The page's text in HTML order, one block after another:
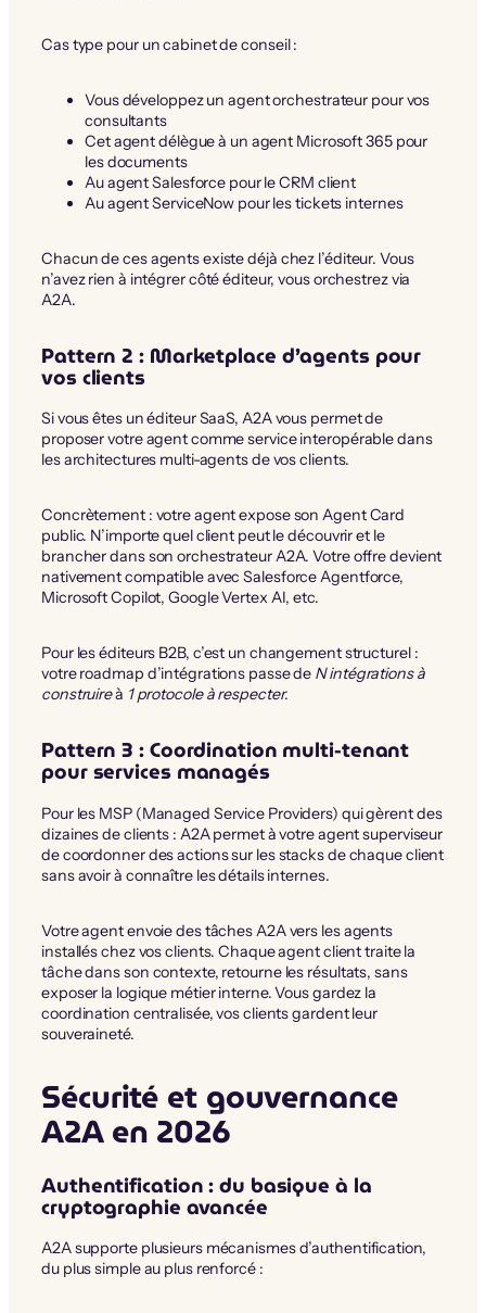
Cas type pour un cabinet de conseil :
Vous développez un agent orchestrateur pour vos
consultants
Cet agent délègue à un agent Microsoft 365 pour
les documents
Au agent Salesforce pour le CRM client
Au agent ServiceNow pour les tickets internes
Chacun de ces agents existe déjà chez l’éditeur. Vous
n’avez rien à intégrer côté éditeur, vous orchestrez via
A2A.
Pattern 2 : Marketplace d’agents pour
vos clients
Si vous êtes un éditeur SaaS, A2A vous permet de
proposer votre agent comme service interopérable dans
les architectures multi-agents de vos clients.
Concrètement : votre agent expose son Agent Card
public. N’importe quel client peut le découvrir et le
brancher dans son orchestrateur A2A. Votre offre devient
nativement compatible avec Salesforce Agentforce,
Microsoft Copilot, Google Vertex AI, etc.
Pour les éditeurs B2B, c’est un changement structurel :
votre roadmap d’intégrations passe de N intégrations à
construireà 1 protocole à respecter.
Pattern 3 : Coordination multi-tenant
pour services managés
Pour les MSP (Managed Service Providers) qui gèrent des
dizaines de clients : A2A permet à votre agent superviseur
de coordonner des actions sur les stacks de chaque client
sans avoir à connaître les détails internes.
Votre agent envoie des tâches A2A vers les agents
installés chez vos clients. Chaque agent client traite la
tâche dans son contexte, retourne les résultats, sans
exposer la logique métier interne. Vous gardez la
coordination centralisée, vos clients gardent leur
souveraineté.
Sécurité et gouvernance
A2A en 2026
Authentification : du basique à la
cryptographie avancée
A2A supporte plusieurs mécanismes d’authentification,
du plus simple au plus renforcé :